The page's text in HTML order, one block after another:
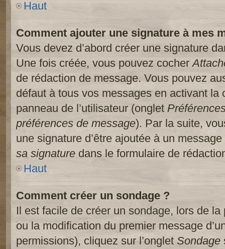
Haut
Comment ajouter une signature à mes
Vous devez d’abord créer une signature
Une fois créée, vous pouvez cocher
de rédaction de message. Vous pouvez
défaut à tous vos messages en activant la
panneau de l’utilisateur (onglet
préférences de message). Par la suite,
une signature d’être ajoutée à un
sa signature dans le formulaire de
Haut
Comment créer un sondage ?
Il est facile de créer un sondage, lors de la
ou la modification du premier message
permissions), cliquez sur l’onglet Sondage